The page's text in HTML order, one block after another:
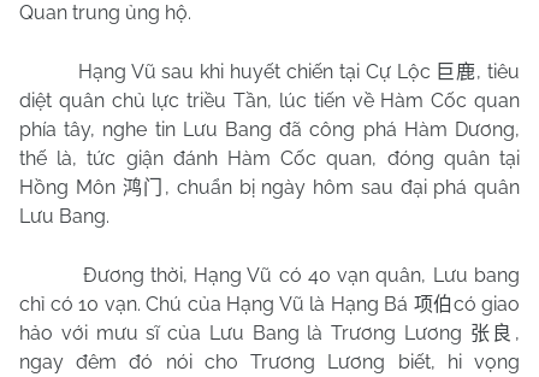
Quan trung ủng hộ.
Hạng Vũ sau khi huyết chiến tại Cự Lộc 巨鹿, tiêu
diệt quân chủ lực triều Tần, lúc tiến về Hàm Cốc quan
phía tây, nghe tin Lưu Bang đã công phá Hàm Dương,
thế là, tức giận đánh Hàm Cốc quan, đóng quân tại
Hồng Môn 鸿门 , chuẩn bị ngày hôm sau đại phá quân
Lưu Bang.
Đương thời, Hạng Vũ có 40 vạn quân, Lưu bang
chỉ có 10 vạn. Chú của Hạng Vũ là Hạng Bá 项伯có giao
hảo với mưu sĩ của Lưu Bang là Trương Lương 张良 ,
ngay đêm đó nói cho Trương Lương biết, hi vọng